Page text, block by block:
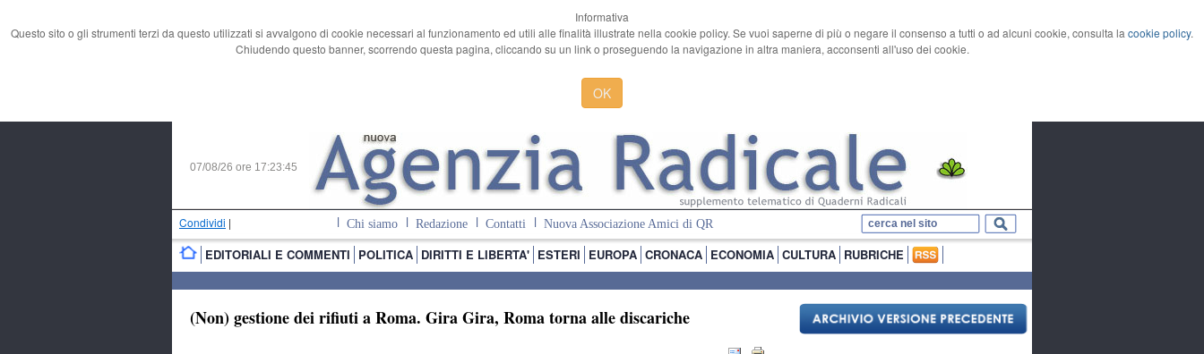
Informativa
Questo sito o gli strumenti terzi da questo utilizzati si avvalgono di cookie necessari al funzionamento ed utili alle finalità illustrate nella cookie policy. Se vuoi saperne di più o negare il consenso a tutti o ad alcuni cookie, consulta la cookie policy.
Chiudendo questo banner, scorrendo questa pagina, cliccando su un link o proseguendo la navigazione in altra maniera, acconsenti all'uso dei cookie.
OK
07/08/26 ore 17:23:46
Condividi | Chi siamo Redazione Contatti Nuova Associazione Amici di QR
EDITORIALI E COMMENTI POLITICA DIRITTI E LIBERTA' ESTERI EUROPA CRONACA ECONOMIA CULTURA RUBRICHE
(Non) gestione dei rifiuti a Roma. Gira Gira, Roma torna alle discariche